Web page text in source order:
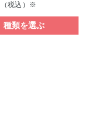
（税込）※
種類を選ぶ